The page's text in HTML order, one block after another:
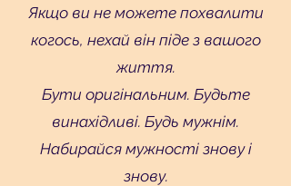
Якщо ви не можете похвалити
когось, нехай він піде з вашого
життя.
Бути оригінальним. Будьте
винахідливі. Будь мужнім.
Набирайся мужності знову і
знову.